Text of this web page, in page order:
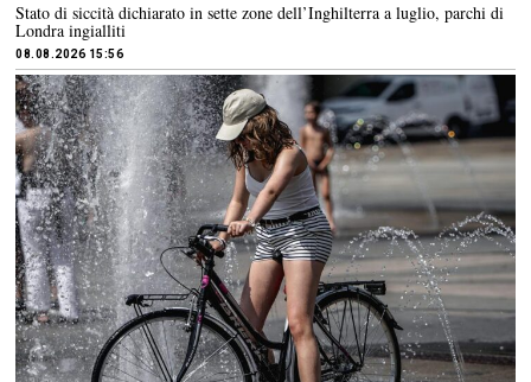
Stato di siccità dichiarato in sette zone dell’Inghilterra a luglio, parchi di
Londra ingialliti
08.08.2026 15:56